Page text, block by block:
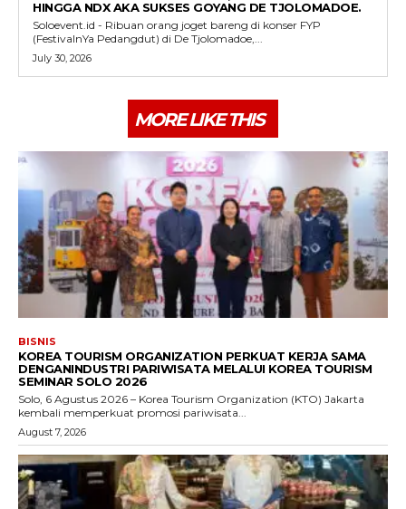
HINGGA NDX AKA SUKSES GOYANG DE TJOLOMADOE.
Soloevent.id - Ribuan orang joget bareng di konser FYP
(FestivalnYa Pedangdut) di De Tjolomadoe,...
July 30, 2026
MORE LIKE THIS
BISNIS
KOREA TOURISM ORGANIZATION PERKUAT KERJA SAMA
DENGANINDUSTRI PARIWISATA MELALUI KOREA TOURISM
SEMINAR SOLO 2026
Solo, 6 Agustus 2026 – Korea Tourism Organization (KTO) Jakarta
kembali memperkuat promosi pariwisata...
August 7, 2026